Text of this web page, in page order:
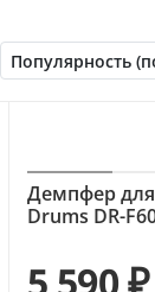
Демпфер для
Drums DR-